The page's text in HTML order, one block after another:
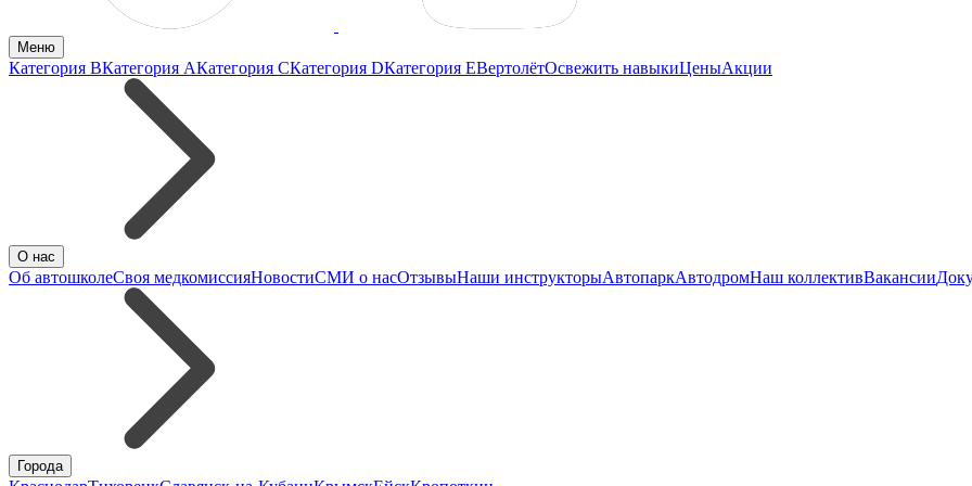
Меню
Категория BКатегория AКатегория CКатегория DКатегория EВертолётОсвежить навыкиЦеныАкции
О нас
Об автошколеСвоя медкомиссияНовостиСМИ о насОтзывыНаши инструкторыАвтопаркАвтодромНаш коллективВакансии
Города